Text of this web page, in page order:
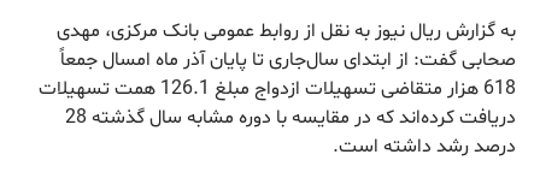
به گزارش ریال نیوز به نقل از روابط عمومی بانک مرکزی، مهدی
صحابی گفت: از ابتدای سال‌جاری تا پایان‌ آذر ماه امسال جمعاً
618 هزار متقاضی تسهیلات ازدواج مبلغ 126.1 همت تسهیلات
دریافت کرده‌اند که در مقایسه با دوره مشابه سال گذشته 28
درصد رشد داشته است.